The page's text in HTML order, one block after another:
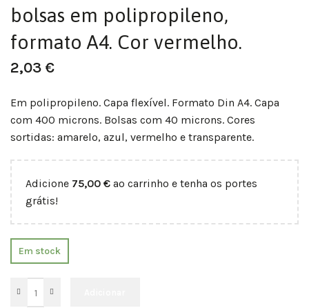
bolsas em polipropileno,
formato A4. Cor vermelho.
2,03 €
Em polipropileno. Capa flexível. Formato Din A4. Capa
com 400 microns. Bolsas com 40 microns. Cores
sortidas: amarelo, azul, vermelho e transparente.
Adicione 75,00 € ao carrinho e tenha os portes
grátis!
Em stock